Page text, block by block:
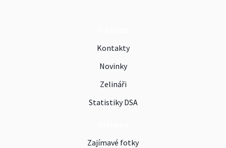
Kontakty
Novinky
Zelináři
Statistiky DSA
Zajímavé fotky